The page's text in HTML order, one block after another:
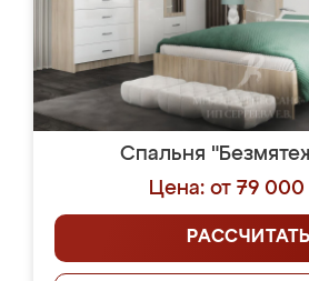
Спальня
Цена: от 79 000
РАССЧИТАТЬ